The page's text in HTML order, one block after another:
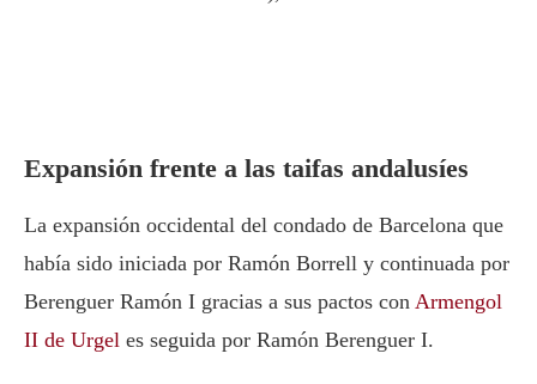
Expansión frente a las taifas andalusíes
La expansión occidental del condado de Barcelona que
había sido iniciada por Ramón Borrell y continuada por
Berenguer Ramón I gracias a sus pactos con Armengol
II de Urgel es seguida por Ramón Berenguer I.